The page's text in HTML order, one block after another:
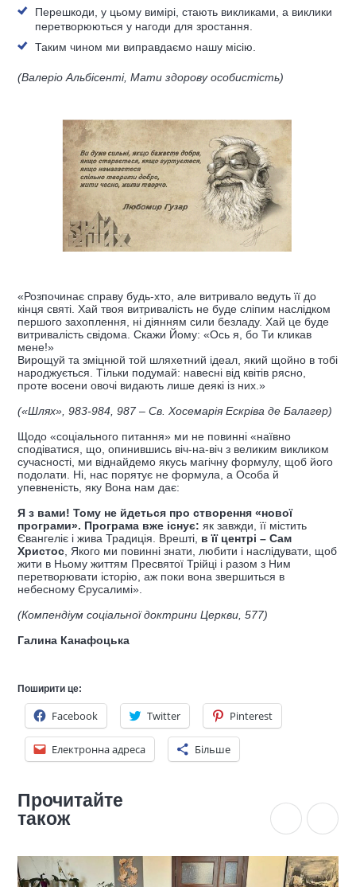
Перешкоди, у цьому вимірі, стають викликами, а виклики
перетворюються у нагоди для зростання.
Таким чином ми виправдаємо нашу місію.
(Валеріо Альбісенті, Мати здорову особистість)
«Розпочинає справу будь-хто, але витривало ведуть її до
кінця святі. Хай твоя витривалість не буде сліпим наслідком
першого захоплення, ні діянням сили безладу. Хай це буде
витривалість свідома. Скажи Йому: «Ось я, бо Ти кликав
мене!»
Вирощуй та зміцнюй той шляхетний ідеал, який щойно в тобі
народжується. Тільки подумай: навесні від квітів рясно,
проте восени овочі видають лише деякі із них.»
(«Шлях», 983-984, 987 – Св. Хосемарія Ескріва де Балагер)
Щодо «соціального питання» ми не повинні «наївно
сподіватися, що, опинившись віч-на-віч з великим викликом
сучасності, ми віднайдемо якусь магічну формулу, щоб його
подолати. Ні, нас порятує не формула, а Особа й
упевненість, яку Вона нам дає:
Я з вами! Тому не йдеться про створення «нової
програми». Програма вже існує: як завжди, її містить
Євангеліє і жива Традиція. Врешті, в її центрі – Сам
Христос, Якого ми повинні знати, любити і наслідувати, щоб
жити в Ньому життям Пресвятої Трійці і разом з Ним
перетворювати історію, аж поки вона звершиться в
небесному Єрусалимі».
(Компендіум соціальної доктрини Церкви, 577)
Галина Канафоцька
Поширити це:
Facebook Twitter Pinterest
Електронна адреса Більше
Прочитайте
також